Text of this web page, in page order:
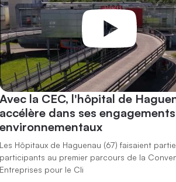
Avec la CEC, l'hôpital de
accélère dans ses engagements
environnementaux
Les Hôpitaux de Haguenau (67) faisaient
participants au premier parcours de la
Entreprises pour le Cli